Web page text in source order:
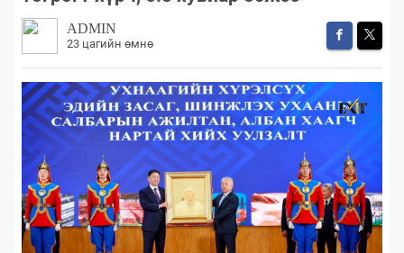
ADMIN
23 цагийн өмнө